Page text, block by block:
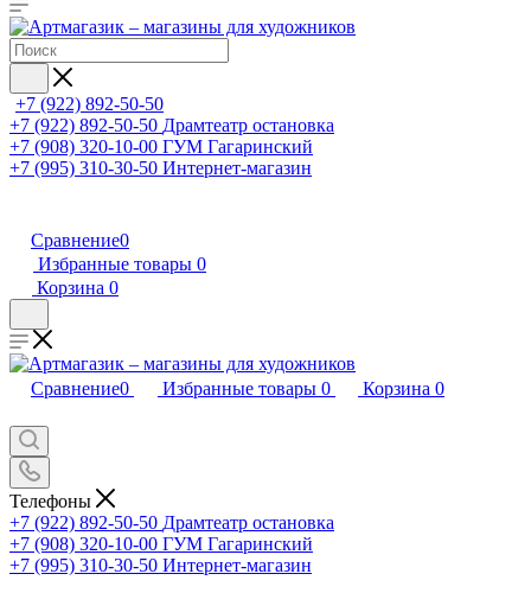
+7 (922) 892-50-50
+7 (922) 892-50-50 Драмтеатр остановка
+7 (908) 320-10-00 ГУМ Гагаринский
+7 (995) 310-30-50 Интернет-магазин
Сравнение0
Избранные товары 0
Корзина 0
Сравнение0 Избранные товары 0 Корзина 0
Телефоны
+7 (922) 892-50-50 Драмтеатр остановка
+7 (908) 320-10-00 ГУМ Гагаринский
+7 (995) 310-30-50 Интернет-магазин